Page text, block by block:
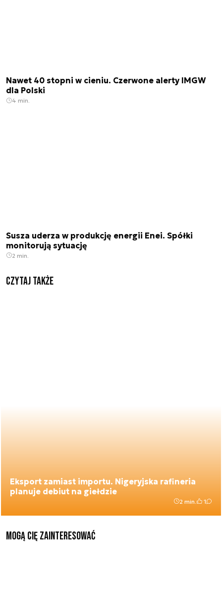
Nawet 40 stopni w cieniu. Czerwone alerty IMGW
dla Polski
4 min.
Susza uderza w produkcję energii Enei. Spółki
monitorują sytuację
2 min.
Czytaj także
Eksport zamiast importu. Nigeryjska rafineria
planuje debiut na giełdzie
2 min. 1
Mogą Cię zainteresować